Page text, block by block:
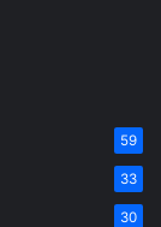
59
33
30